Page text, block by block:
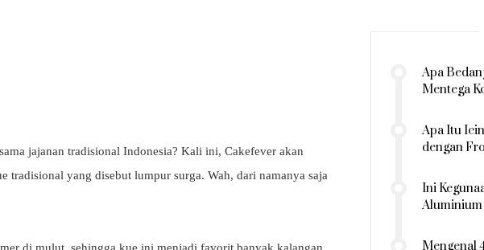
jajanan tradisional Indonesia? Kali ini, Cakefever akan
tradisional yang disebut lumpur surga. Wah, dari namanya saja
Apa
Mentega
Apa Itu
dengan
Ini
Mengenal